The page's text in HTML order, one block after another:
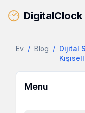
DigitalClock
Ev / Blog / Dijital
Menu